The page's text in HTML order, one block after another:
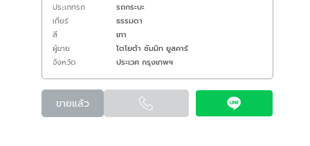
ประเภทรถ
รถกระบะ
เกียร์
ธรรมดา
สี
เทา
ผู้ขาย
โตโยต้า ซัมมิท ยูสคาร์
จังหวัด
ประเวศ กรุงเทพฯ
ขายแล้ว